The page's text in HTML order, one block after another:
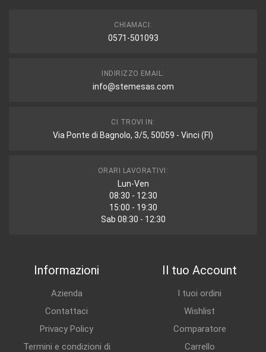
CHIAMACI:
0571-501093
INDIRIZZO EMAIL:
info@stemesas.com
CI TROVI IN:
Via Ponte di Bagnolo, 3/5, 50059 - Vinci (FI)
ORARI LAVORATIVI:
Lun-Ven
08:30 - 12:30
15:00 - 19:30
Sab 08:30 - 12:30
Informazioni
Azienda
Contattaci
Privacy Policy
Termini e condizioni di
Il tuo Account
I tuoi ordini
Wishlist
Comparatore
Carrello